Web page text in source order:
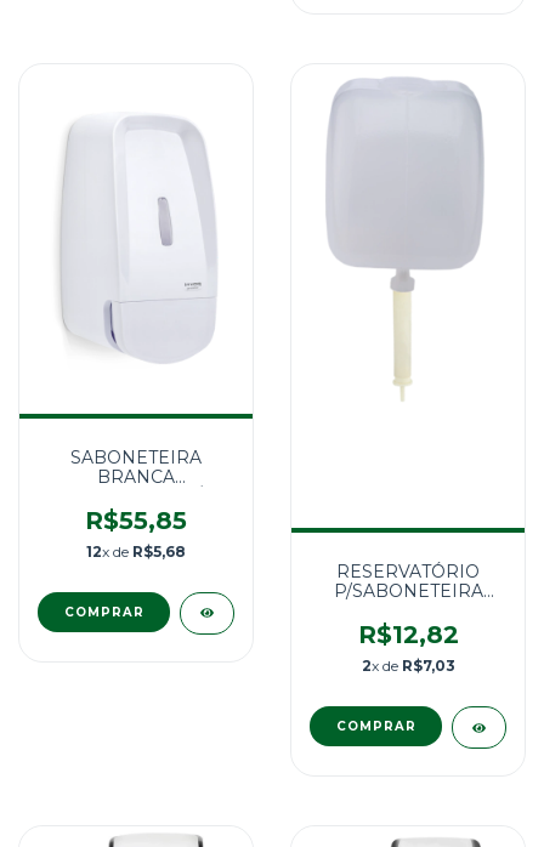
SABONETEIRA
BRANCA
800ML - INVOQ
R$55,85
12x de R$5,68
RESERVATÓRIO
P/SABONETEIRA
R$12,82
2x de R$7,03